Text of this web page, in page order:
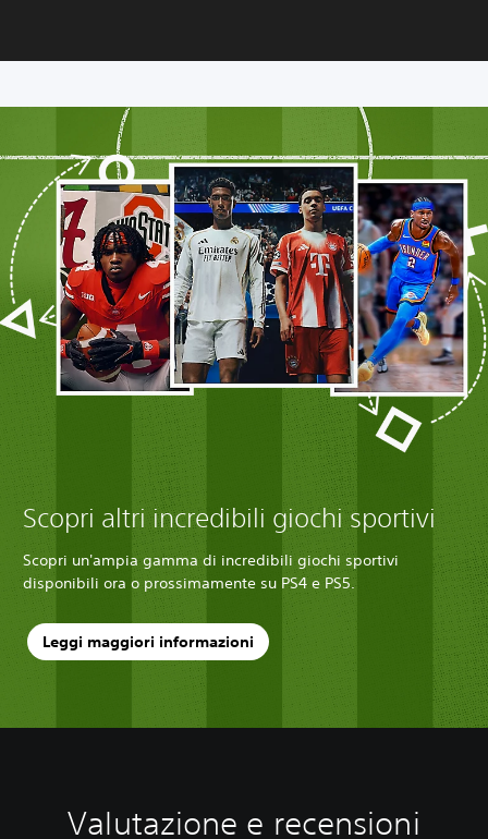
Scopri altri incredibili giochi sportivi
Scopri un'ampia gamma di incredibili giochi sportivi
disponibili ora o prossimamente su PS4 e PS5.
Leggi maggiori informazioni
Valutazione e recensioni